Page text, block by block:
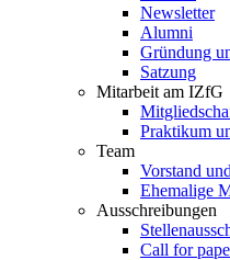
Newsletter
Alumni
Gründung
Satzung
Mitarbeit am IZfG
Praktikum
Team
Vorstand
Ehemalige
Ausschreibungen
Call for